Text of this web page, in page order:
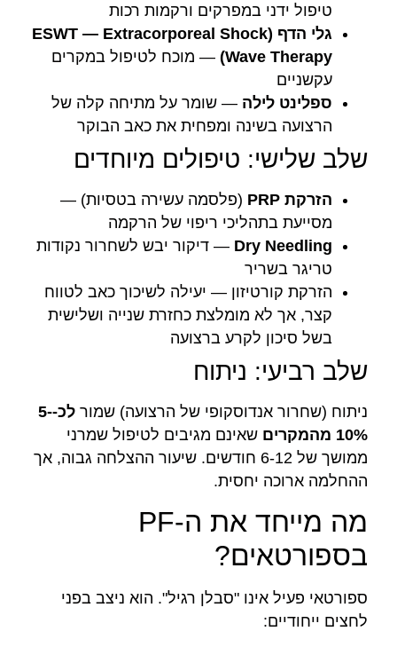
טיפול ידני במפרקים ורקמות רכות
גלי הדף (ESWT — Extracorporeal Shock
Wave Therapy) — מוכח לטיפול במקרים
עקשניים
ספלינט לילה — שומר על מתיחה קלה של
הרצועה בשינה ומפחית את כאב הבוקר
שלב שלישי: טיפולים מיוחדים
הזרקת PRP
(פלסמה עשירה בטסיות) —
מסייעת בתהליכי ריפוי של הרקמה
Dry Needling — דיקור יבש לשחרור נקודות
טריגר בשריר
הזרקת קורטיזון — יעילה לשיכוך כאב לטווח
קצר, אך לא מומלצת כחזרת שנייה ושלישית
בשל סיכון לקרע ברצועה
שלב רביעי: ניתוח
ניתוח (שחרור אנדוסקופי של הרצועה) שמור
לכ-5-
10% מהמקרים
שאינם מגיבים לטיפול שמרני
ממושך של 6-12 חודשים. שיעור ההצלחה גבוה, אך
ההחלמה ארוכה יחסית.
מה מייחד את ה-PF
בספורטאים?
ספורטאי פעיל אינו "סבלן רגיל". הוא ניצב בפני
לחצים ייחודיים: